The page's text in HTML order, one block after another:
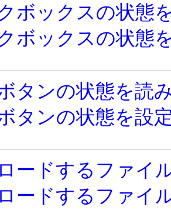
ボックスの状態
ボックスの状態
タンの状態を読
タンの状態を設
ードするファイ
ードするファイ